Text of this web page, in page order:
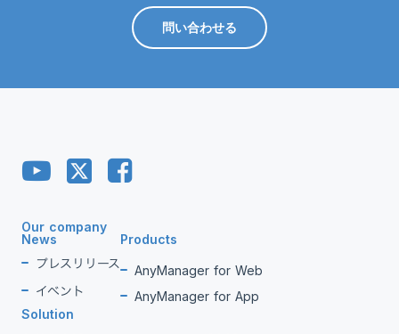
問い合わせる
Our company
News
プレスリリース
イベント
Products
AnyManager for Web
AnyManager for App
Solution